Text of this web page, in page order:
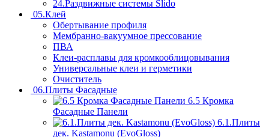
24.Раздвижные системы Slido
05.Клей
Обертывание профиля
Мембранно-вакуумное прессование
ПВА
Клеи-расплавы для кромкооблицовывания
Универсальные клеи и герметики
Очиститель
06.Плиты Фасадные
6.5 Кромка
Фасадные Панели
6.1.Плиты
дек. Kastamonu (EvoGloss)